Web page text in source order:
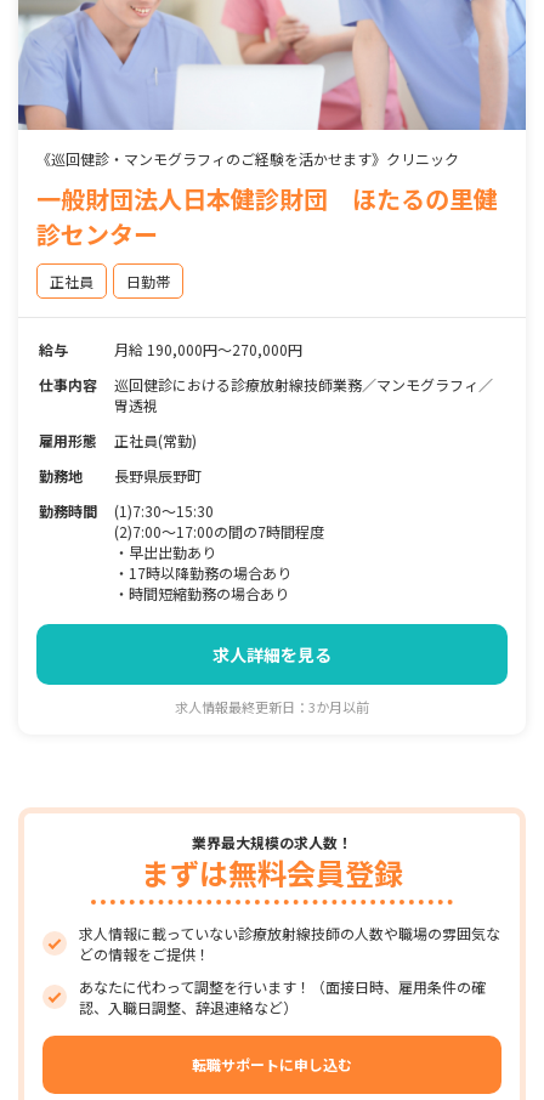
《巡回健診・マンモグラフィのご経験を活かせます》クリニック
一般財団法人日本健診財団 ほたるの里健
診センター
正社員 日勤帯
給与
月給 190,000円～270,000円
仕事内容
巡回健診における診療放射線技師業務／マンモグラフィ／
胃透視
雇用形態
正社員(常勤)
勤務地
長野県辰野町
勤務時間
(1)7:30～15:30
(2)7:00～17:00の間の7時間程度
・早出出勤あり
・17時以降勤務の場合あり
・時間短縮勤務の場合あり
求人詳細を見る
求人情報最終更新日：3か月以前
業界最大規模の求人数！
まずは無料会員登録
求人情報に載っていない診療放射線技師の人数や職場の雰囲気な
どの情報をご提供！
あなたに代わって調整を行います！（面接日時、雇用条件の確
認、入職日調整、辞退連絡など）
転職サポートに申し込む